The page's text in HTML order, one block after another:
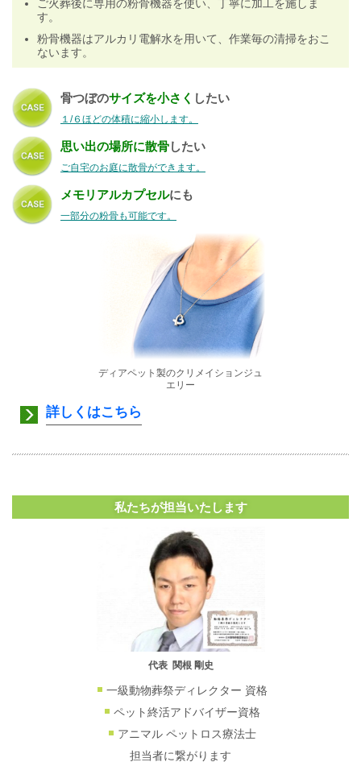
ご火葬後に専用の粉骨機器を使い、丁寧に加工を施しま
す。
粉骨機器はアルカリ電解水を用いて、作業毎の清掃をおこ
ないます。
骨つぼのサイズを小さく したい
１/６ほどの体積に縮小します。
思い出の場所に散骨したい
ご自宅のお庭に散骨ができます。
メモリアルカプセルにも
一部分の粉骨も可能です。
ディアペット製のクリメイションジュ
エリー
詳しくはこちら
私たちが担当いたします
代表 関根 剛史
一級動物葬祭ディレクター 資格
ペット終活アドバイザー資格
アニマル ペットロス療法士
担当者に繋がります